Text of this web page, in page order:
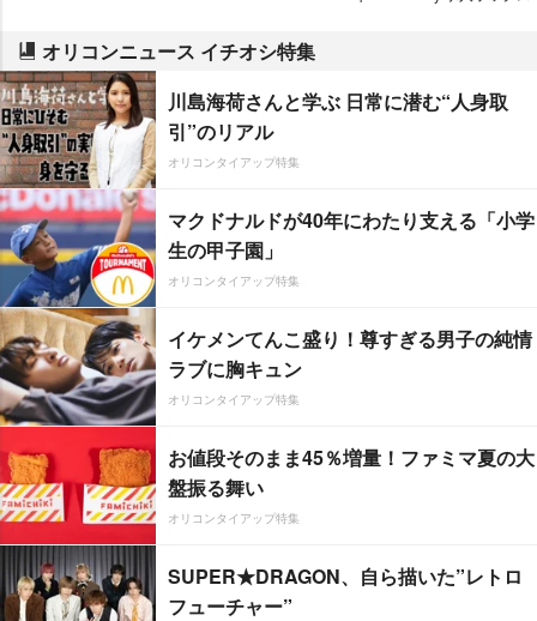
オリコンニュース イチオシ特集
川島海荷さんと学ぶ 日常に潜む“人身取
引”のリアル
オリコンタイアップ特集
マクドナルドが40年にわたり支える「小学
生の甲子園」
オリコンタイアップ特集
イケメンてんこ盛り！尊すぎる男子の純情
ラブに胸キュン
オリコンタイアップ特集
お値段そのまま45％増量！ファミマ夏の大
盤振る舞い
オリコンタイアップ特集
SUPER★DRAGON、自ら描いた”レトロ
フューチャー”